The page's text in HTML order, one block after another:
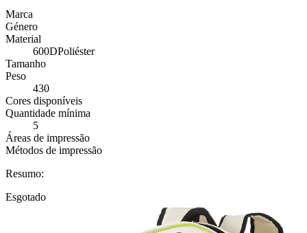
Marca
Género
Material
600DPoliéster
Tamanho
Peso
430
Cores disponíveis
Quantidade mínima
5
Áreas de impressão
Métodos de impressão
Resumo:
Esgotado